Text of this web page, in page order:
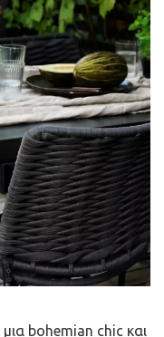
μια bohemian chic και